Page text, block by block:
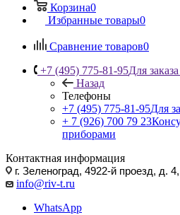
Корзина0
Избранные товары0
Сравнение товаров0
+7 (495) 775-81-95Для
Назад
Телефоны
+7 (495) 775-81-95Для
+ 7 (926) 700 79 23
приборами
Контактная информация
г. Зеленоград, 4922-й проезд, д.
info@riv-t.ru
WhatsApp